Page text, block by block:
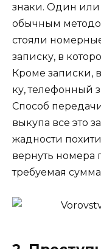
знаки. Один или
обычным
стояли
записку, в
Кроме записки,
ку, телефонный
Способ
выкупа все это
жадности
вернуть номера
требуемая